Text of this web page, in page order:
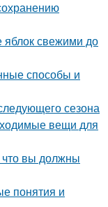
яблок свежими до
способы и
сезона
вещи для
что вы должны
понятия и